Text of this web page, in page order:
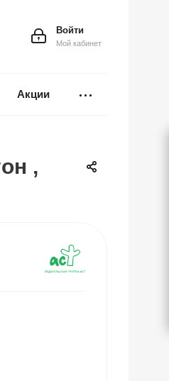
Войти
Мой кабинет
Акции
,